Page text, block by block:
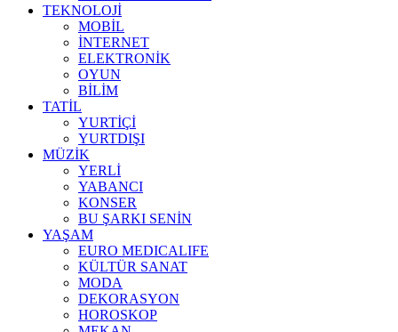
TEKNOLOJİ
MOBİL
İNTERNET
ELEKTRONİK
OYUN
BİLİM
TATİL
YURTİÇİ
YURTDIŞI
MÜZİK
YERLİ
YABANCI
KONSER
BU ŞARKI SENİN
YAŞAM
EURO MEDICALIFE
KÜLTÜR SANAT
MODA
DEKORASYON
HOROSKOP